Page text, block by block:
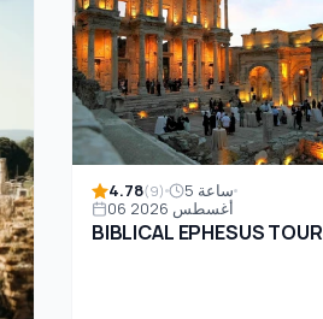
4.78(9)
5 ساعة
06 أغسطس 2026
BIBLICAL EPHESUS TOUR